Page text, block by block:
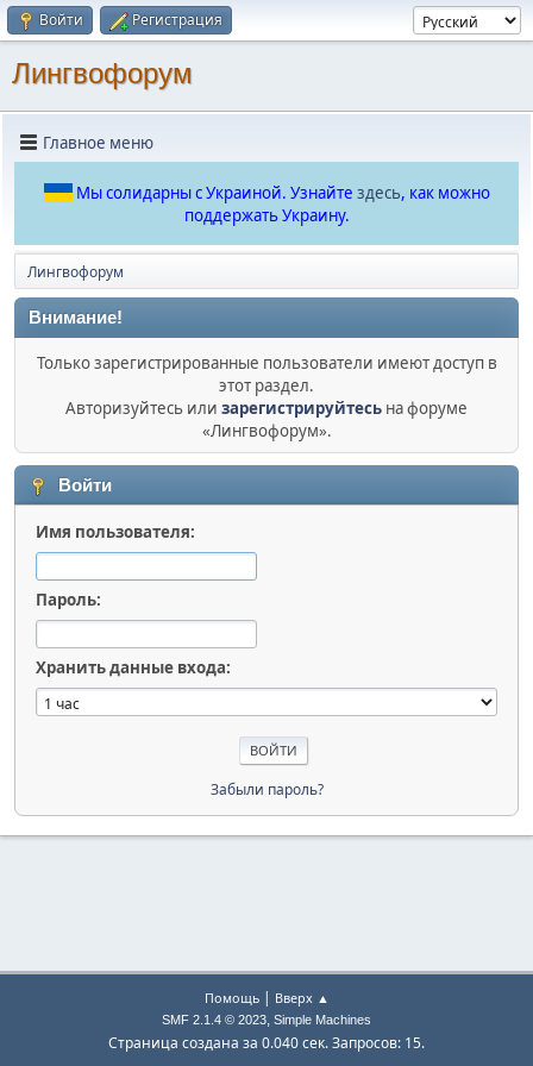
Войти Регистрация
Лингвофорум
Главное меню
Мы солидарны с Украиной. Узнайте здесь, как можно
поддержать Украину.
Лингвофорум
Внимание!
Только зарегистрированные пользователи имеют доступ в
этот раздел.
Авторизуйтесь или зарегистрируйтесь на форуме
«Лингвофорум».
Войти
Имя пользователя:
Пароль:
Хранить данные входа:
Забыли пароль?
Помощь| Вверх ▲
SMF 2.1.4 © 2023, Simple Machines
Страница создана за 0.040 сек. Запросов: 15.